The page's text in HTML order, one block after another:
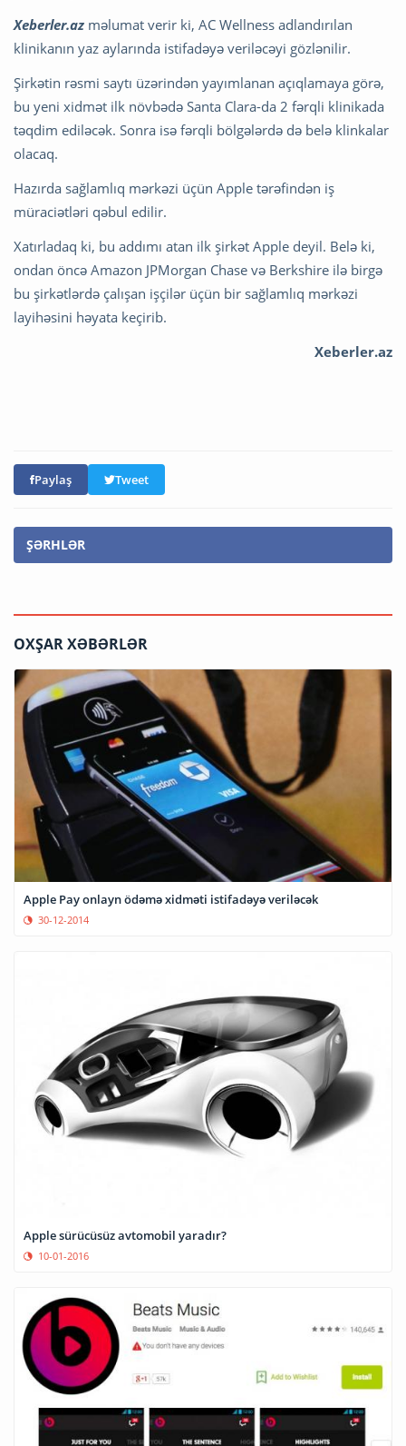
Xeberler.az məlumat verir ki, AC Wellness adlandırılan
klinikanın yaz aylarında istifadəyə veriləcəyi gözlənilir.
Şirkətin rəsmi saytı üzərindən yayımlanan açıqlamaya görə,
bu yeni xidmət ilk növbədə Santa Clara-da 2 fərqli klinikada
təqdim ediləcək. Sonra isə fərqli bölgələrdə də belə klinkalar
olacaq.
Hazırda sağlamlıq mərkəzi üçün Apple tərəfindən iş
müraciətləri qəbul edilir.
Xatırladaq ki, bu addımı atan ilk şirkət Apple deyil. Belə ki,
ondan öncə Amazon JPMorgan Chase və Berkshire ilə birgə
bu şirkətlərdə çalışan işçilər üçün bir sağlamlıq mərkəzi
layihəsini həyata keçirib.
Xeberler.az
Paylaş Tweet
ŞƏRHLƏR
OXŞAR XƏBƏRLƏR
Apple Pay onlayn ödəmə xidməti istifadəyə veriləcək
30-12-2014
Apple sürücüsüz avtomobil yaradır?
10-01-2016